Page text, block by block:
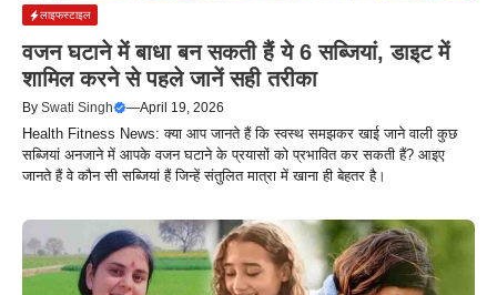
लाइफस्टाइल
वजन घटाने में बाधा बन सकती हैं ये 6 सब्जियां, डाइट में
शामिल करने से पहले जानें सही तरीका
By Swati Singh —April 19, 2026
Health Fitness News: क्या आप जानते हैं कि स्वस्थ समझकर खाई जाने वाली कुछ
सब्जियां अनजाने में आपके वजन घटाने के प्रयासों को प्रभावित कर सकती हैं? आइए
जानते हैं वे कौन सी सब्जियां हैं जिन्हें संतुलित मात्रा में खाना ही बेहतर है।